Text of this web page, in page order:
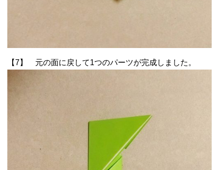
【7】 元の面に戻して1つのパーツが完成しました。